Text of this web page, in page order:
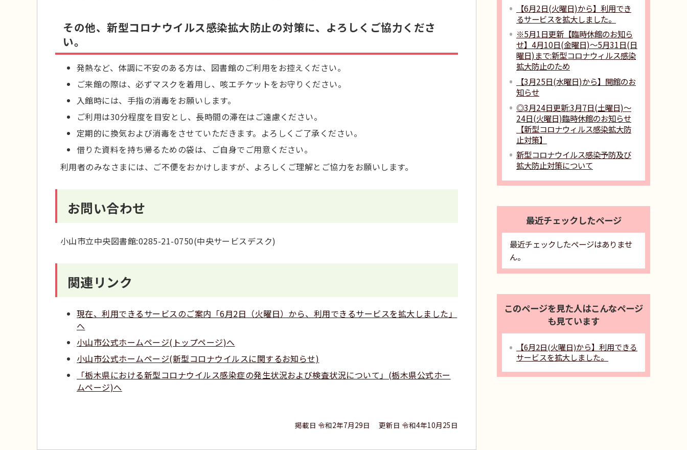
その他、新型コロナウイルス感染拡大防止の対策に、よろしくご協力くださ
い。
発熱など、体調に不安のある方は、図書館のご利用をお控えください。
ご来館の際は、必ずマスクを着用し、咳エチケットをお守りください。
入館時には、手指の消毒をお願いします。
ご利用は30分程度を目安とし、長時間の滞在はご遠慮ください。
定期的に換気および消毒をさせていただきます。よろしくご了承ください。
借りた資料を持ち帰るための袋は、ご自身でご用意ください。
利用者のみなさまには、ご不便をおかけしますが、よろしくご理解とご協力をお願いします。
お問い合わせ
小山市立中央図書館:0285-21-0750(中央サービスデスク)
関連リンク
現在、利用できるサービスのご案内「6月2日（火曜日）から、利用できるサービスを拡大しました」
へ
小山市公式ホームページ(トップページ)へ
小山市公式ホームページ(新型コロナウイルスに関するお知らせ)
「栃木県における新型コロナウイルス感染症の発生状況および検査状況について」(栃木県公式ホー
ムページ)へ
掲載日 令和2年7月29日 更新日 令和4年10月25日
【6月2日(火曜日)から】利用でき
るサービスを拡大しました。
※5月1日更新【臨時休館のお知ら
せ】4月10日(金曜日)～5月31日(日
曜日)まで:新型コロナウィルス感染
拡大防止のため
【3月25日(水曜日)から】開館のお
知らせ
◎3月24日更新:3月7日(土曜日)～
24日(火曜日)臨時休館のお知らせ
【新型コロナウィルス感染拡大防
止対策】
新型コロナウイルス感染予防及び
拡大防止対策について
最近チェックしたページ
最近チェックしたページはありませ
ん。
このページを見た人はこんなページ
も見ています
【6月2日(火曜日)から】利用できる
サービスを拡大しました。